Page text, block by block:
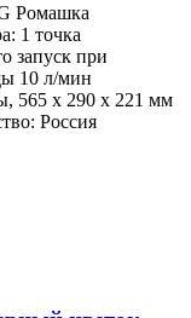
Ромашка
1 точка
запуск при
10 л/мин
565 х 290 х 221 мм
Россия